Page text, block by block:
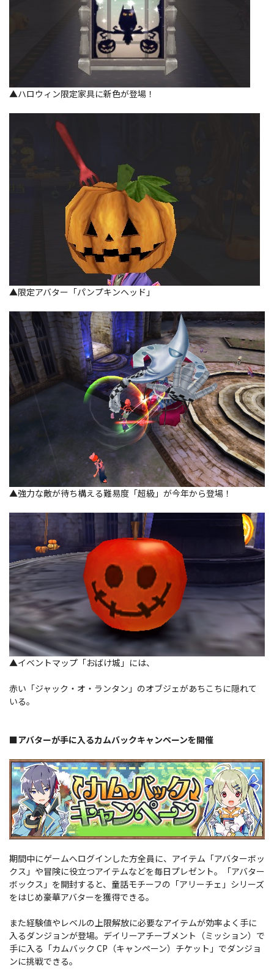
▲ハロウィン限定家具に新色が登場！
▲限定アバター「パンプキンヘッド」
▲強力な敵が待ち構える難易度「超級」が今年から登場！
▲イベントマップ「おばけ城」には、
赤い「ジャック・オ・ランタン」のオブジェがあちこちに隠れて
いる。
■アバターが手に入るカムバックキャンペーンを開催
期間中にゲームへログインした方全員に、アイテム「アバターボッ
クス」や冒険に役立つアイテムなどを毎日プレゼント。「アバター
ボックス」を開封すると、童話モチーフの「アリーチェ」シリーズ
をはじめ豪華アバターを獲得できる。
また経験値やレベルの上限解放に必要なアイテムが効率よく手に
入るダンジョンが登場。デイリーアチーブメント（ミッション）で
手に入る「カムバック CP（キャンペーン）チケット」でダンジョ
ンに挑戦できる。